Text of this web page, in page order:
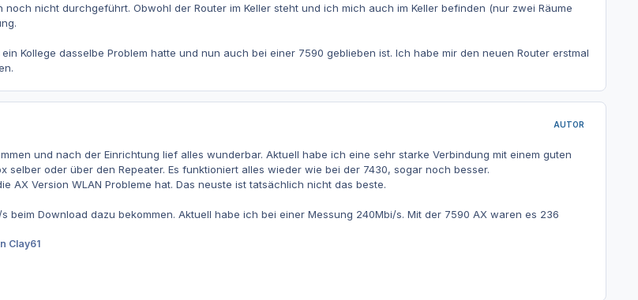
noch nicht durchgeführt. Obwohl der Router im Keller steht und ich mich auch im Keller befinden (nur zwei Räume
Kollege dasselbe Problem hatte und nun auch bei einer 7590 geblieben ist. Ich habe mir den neuen Router erstmal
AUTOR
und nach der Einrichtung lief alles wunderbar. Aktuell habe ich eine sehr starke Verbindung mit einem guten
selber oder über den Repeater. Es funktioniert alles wieder wie bei der 7430, sogar noch besser.
AX Version WLAN Probleme hat. Das neuste ist tatsächlich nicht das beste.
beim Download dazu bekommen. Aktuell habe ich bei einer Messung 240Mbi/s. Mit der 7590 AX waren es 236
Clay61